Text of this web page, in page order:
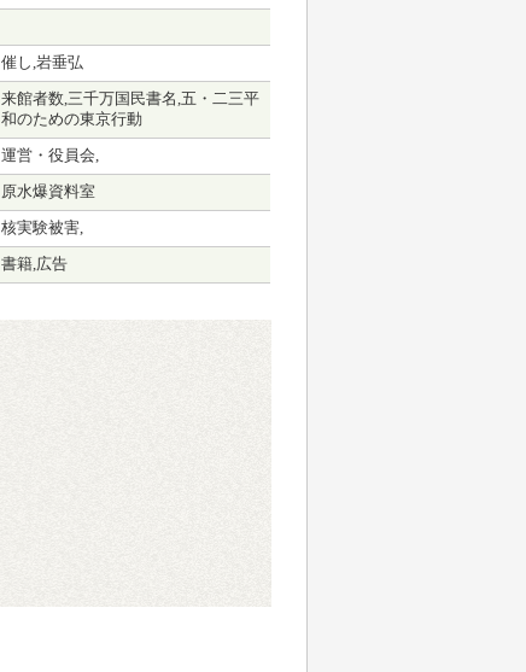
催し,岩垂弘
来館者数,三千万国民書名,五・二三平
和のための東京行動
運営・役員会,
原水爆資料室
核実験被害,
書籍,広告